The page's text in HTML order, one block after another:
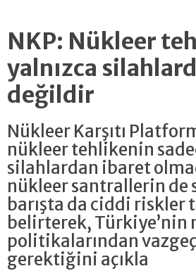
NKP: Nükleer
yalnızca
değildir
Nükleer Karşıtı
nükleer tehlikenin
silahlardan ibaret
nükleer santrallerin de
barışta da ciddi riskler
belirterek, Türkiye’nin
politikalarından
gerektiğini açıkla